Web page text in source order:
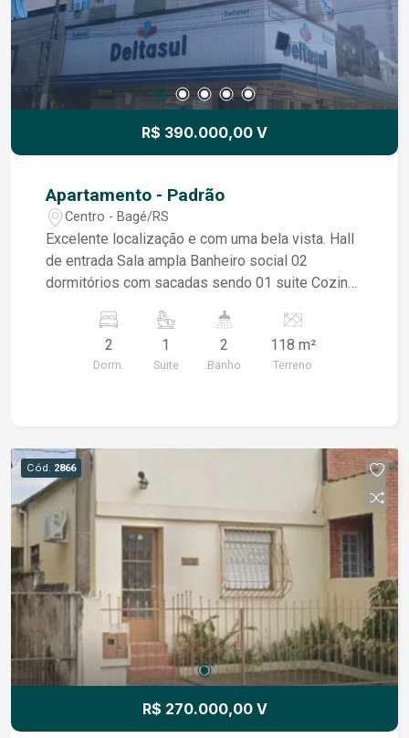
R$ 390.000,00 V
Apartamento - Padrão
Centro - Bagé/RS
Excelente localização e com uma bela vista. Hall
de entrada Sala ampla Banheiro social 02
dormitórios com sacadas sendo 01 suite Cozinha
rebaixado em gesso e iluminação Elevador
2
Dorm.
1
Suite
2
Banho
118 m²
Terreno
Cód. 2866
R$ 270.000,00 V